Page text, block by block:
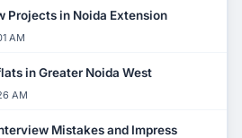
Projects in Noida Extension
AM
in Greater Noida West
AM
Mistakes and Impress